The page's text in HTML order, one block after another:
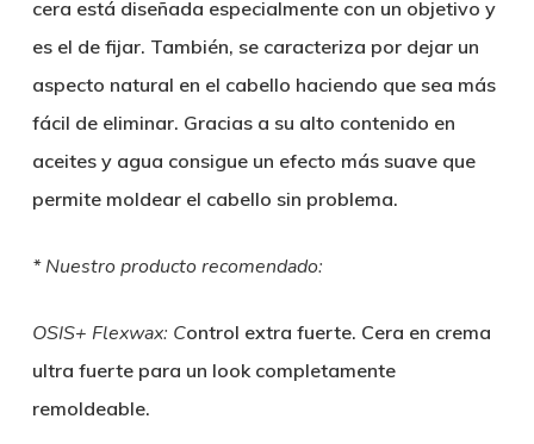
cera está diseñada especialmente con un objetivo y
es el de fijar. También, se caracteriza por dejar un
aspecto natural en el cabello haciendo que sea más
fácil de eliminar. Gracias a su alto contenido en
aceites y agua consigue un efecto más suave que
permite moldear el cabello sin problema.
* Nuestro producto recomendado:
OSIS+ Flexwax: Control extra fuerte. Cera en crema
ultra fuerte para un look completamente
remoldeable.